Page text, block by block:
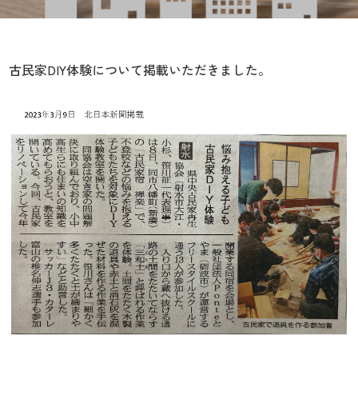
古民家DIY体験について掲載いただきました。